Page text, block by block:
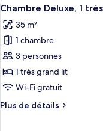
High
Floor,
Bay
View
de
Deluxe
Room,
Queen
Beds,
High
Floor,
Bay
toutes
les
photos
pour
ce
type
chambre :
12
Chambre Deluxe, 1
35 m²
1 chambre
3 personnes
1 très grand lit
Wi-Fi gratuit
Plus de détails
Plus